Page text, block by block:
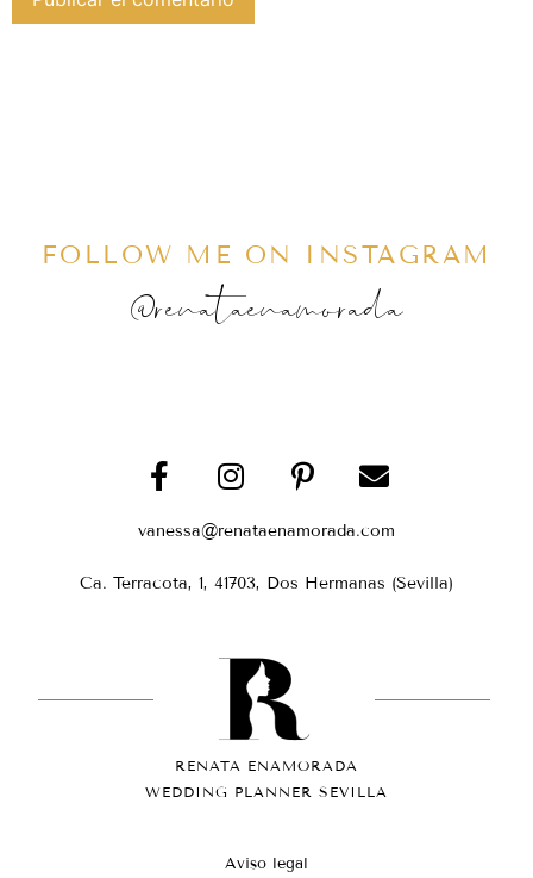
FOLLOW ME ON INSTAGRAM
@renataenamorada
vanessa@renataenamorada.com
Ca. Terracota, 1, 41703, Dos Hermanas (Sevilla)
RENATA ENAMORADA
WEDDING PLANNER SEVILLA
Aviso legal